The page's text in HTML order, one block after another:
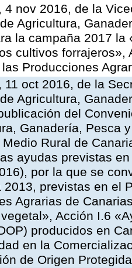
4 nov 2016, de la
Agricultura,
la campaña 2017 la
cultivos forrajeros»,
Producciones
11 oct 2016, de la
Agricultura,
del
Ganadería, Pesca
Rural de
ayudas previstas
por la que se
2013, previstas en el
Agrarias de
Acción I.6
producidos en
en la
de Origen